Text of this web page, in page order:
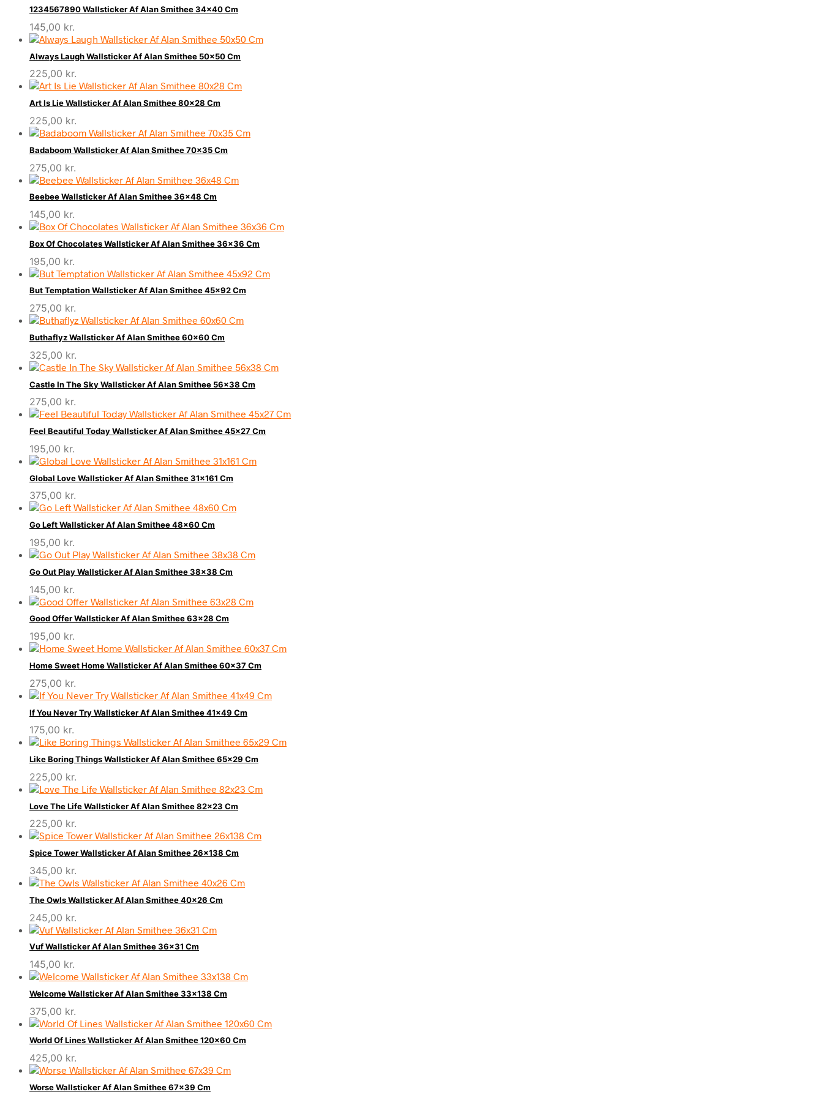
1234567890 Wallsticker Af Alan Smithee 34×40 Cm
145,00 kr.
Always Laugh Wallsticker Af Alan Smithee 50×50 Cm
225,00 kr.
Art Is Lie Wallsticker Af Alan Smithee 80×28 Cm
225,00 kr.
Badaboom Wallsticker Af Alan Smithee 70×35 Cm
275,00 kr.
Beebee Wallsticker Af Alan Smithee 36×48 Cm
145,00 kr.
Box Of Chocolates Wallsticker Af Alan Smithee 36×36 Cm
195,00 kr.
But Temptation Wallsticker Af Alan Smithee 45×92 Cm
275,00 kr.
Buthaflyz Wallsticker Af Alan Smithee 60×60 Cm
325,00 kr.
Castle In The Sky Wallsticker Af Alan Smithee 56×38 Cm
275,00 kr.
Feel Beautiful Today Wallsticker Af Alan Smithee 45×27 Cm
195,00 kr.
Global Love Wallsticker Af Alan Smithee 31×161 Cm
375,00 kr.
Go Left Wallsticker Af Alan Smithee 48×60 Cm
195,00 kr.
Go Out Play Wallsticker Af Alan Smithee 38×38 Cm
145,00 kr.
Good Offer Wallsticker Af Alan Smithee 63×28 Cm
195,00 kr.
Home Sweet Home Wallsticker Af Alan Smithee 60×37 Cm
275,00 kr.
If You Never Try Wallsticker Af Alan Smithee 41×49 Cm
175,00 kr.
Like Boring Things Wallsticker Af Alan Smithee 65×29 Cm
225,00 kr.
Love The Life Wallsticker Af Alan Smithee 82×23 Cm
225,00 kr.
Spice Tower Wallsticker Af Alan Smithee 26×138 Cm
345,00 kr.
The Owls Wallsticker Af Alan Smithee 40×26 Cm
245,00 kr.
Vuf Wallsticker Af Alan Smithee 36×31 Cm
145,00 kr.
Welcome Wallsticker Af Alan Smithee 33×138 Cm
375,00 kr.
World Of Lines Wallsticker Af Alan Smithee 120×60 Cm
425,00 kr.
Worse Wallsticker Af Alan Smithee 67×39 Cm